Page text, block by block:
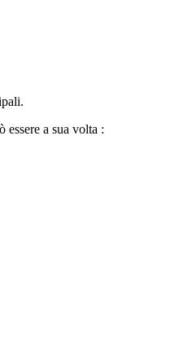
essere a sua volta :